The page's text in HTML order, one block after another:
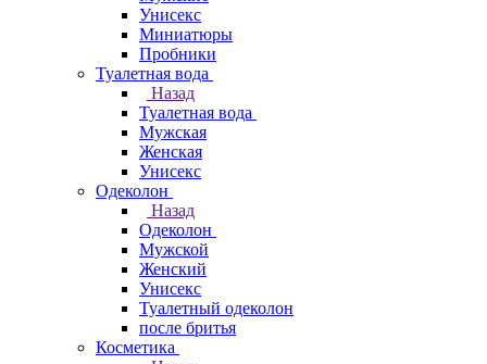
Унисекс
Миниатюры
Пробники
Туалетная вода
Назад
Туалетная вода
Мужская
Женская
Унисекс
Одеколон
Назад
Одеколон
Мужской
Женский
Унисекс
Туалетный одеколон
после бритья
Косметика